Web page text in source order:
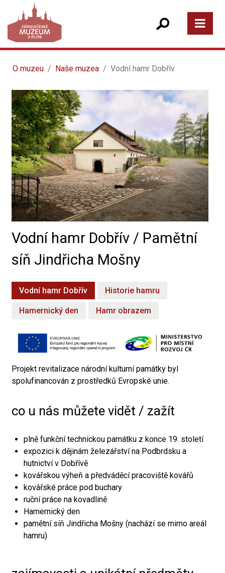
O muzeu Naše muzea Vodní hamr Dobřív
Vodní hamr Dobřív / Pamětní
síň Jindřicha Mošny
Vodní hamr Dobřív Historie hamru
Hamernický den Hamr obrazem
Projekt revitalizace národní kulturní památky byl
spolufinancován z prostředků Evropské unie.
co u nás můžete vidět / zažít
plně funkční technickou památku z konce 19. století
expozici k dějinám železářství na Podbrdsku a
hutnictví v Dobřívě
kovářskou výheň a předváděcí pracoviště kovářů
kovářské práce pod buchary
ruční práce na kovadlině
Hamernický den
pamětní síň Jindřicha Mošny (nachází se mimo areál
hamru)